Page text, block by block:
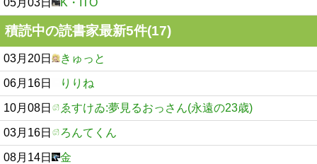
05月03日 K・ITO
積読中の読書家最新5件(17)
03月20日 きゅっと
06月16日 りりね
10月08日 ゑすけゐ:夢見るおっさん(永遠の23歳)
03月16日 ろんてくん
08月14日 金